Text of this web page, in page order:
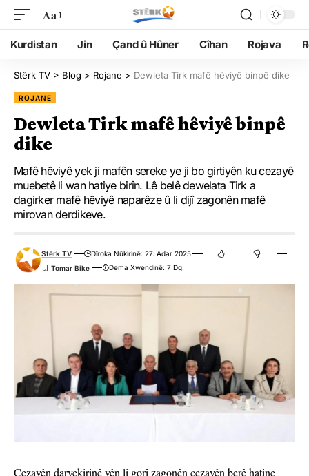
Aa
Kurdistan Jin Çand û Hûner Cîhan Rojava
Stêrk TV > Blog > Rojane > Dewleta Tirk mafê hêviyê binpê dike
ROJANE
Dewleta Tirk mafê hêviyê binpê
dike
Mafê hêviyê yek ji mafên sereke ye ji bo girtiyên ku cezayê
muebetê li wan hatiye birîn. Lê belê dewelata Tirk a
dagirker mafê hêviyê naparêze û li dijî zagonên mafê
mirovan derdikeve.
Stêrk TV
Dîroka Nûkirinê: 27. Adar 2025
Dema Xwendinê: 7 Dq.
Cezayên darvekirinê yên li gorî zagonên cezayên berê hatine